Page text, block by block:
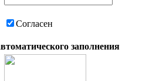
Согласен
заполнения